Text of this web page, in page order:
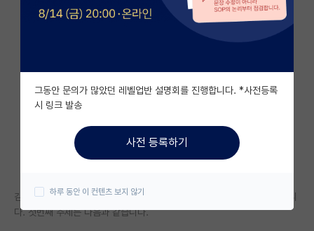
베스트 게시판
자유 게시판(아무개랩)
미국 유학 게시판
미국 대학원 합격 후기 게시판
대학원생 모집 게시판
연구실(PI) 홍보 게시판
김박사넷의 게시글을 가치있도록 만들기 위해 토론의 장을 만들어보려 합니
다. 첫번째 주제는 다음과 같습니다.
그동안 문의가 많았던 레벨업반 설명회를 진행합니다. *사전등록
시 링크 발송
사전 등록하기
하루 동안 이 컨텐츠 보지 않기